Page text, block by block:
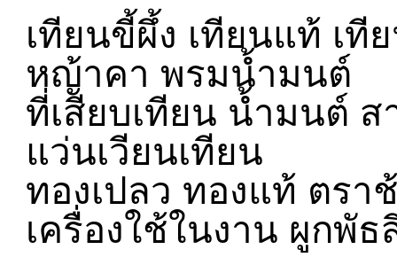
เทียนขี้ผึ้ง เทียนแท้ เ
หญ้าคา พรมน้ำมนต์
ที่เสียบเทียน น้ำมนต์
แว่นเวียนเทียน
ทองเปลว ทองแท้ ตร
เครื่องใช้ในงาน ผูกพั